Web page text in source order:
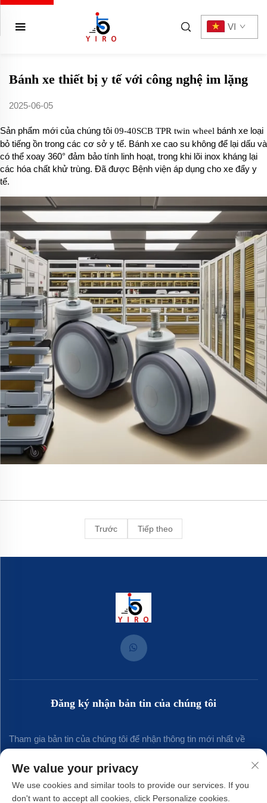
VI
Bánh xe thiết bị y tế với công nghệ im lặng
2025-06-05
Sản phẩm mới của chúng tôi 09-40SCB TPR twin wheel bánh xe loại
bỏ tiếng ồn trong các cơ sở y tế. Bánh xe cao su không để lại dấu và
có thể xoay 360° đảm bảo tính linh hoạt, trong khi lõi inox kháng lại
các hóa chất khử trùng. Đã được Bệnh viện áp dụng cho xe đẩy y
tế.
Trước Tiếp theo
Đăng ký nhận bản tin của chúng tôi
Tham gia bản tin của chúng tôi để nhận thông tin mới nhất về
Đăng ký
We value your privacy
We use cookies and similar tools to provide our services. If you
don't want to accept all cookies, click Personalize cookies.